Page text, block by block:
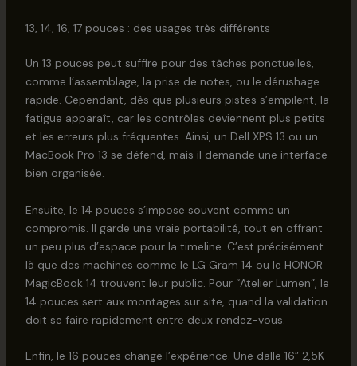
13, 14, 16, 17 pouces : des usages très différents
Un 13 pouces peut suffire pour des tâches ponctuelles,
comme l’assemblage, la prise de notes, ou le dérushage
rapide. Cependant, dès que plusieurs pistes s’empilent, la
fatigue apparaît, car les contrôles deviennent plus petits
et les erreurs plus fréquentes. Ainsi, un Dell XPS 13 ou un
MacBook Pro 13 se défend, mais il demande une interface
bien organisée.
Ensuite, le 14 pouces s’impose souvent comme un
compromis. Il garde une vraie portabilité, tout en offrant
un peu plus d’espace pour la timeline. C’est précisément
là que des machines comme le LG Gram 14 ou le HONOR
MagicBook 14 trouvent leur public. Pour “Atelier Lumen”, le
14 pouces sert aux montages sur site, quand la validation
doit se faire rapidement entre deux rendez-vous.
Enfin, le 16 pouces change l’expérience. Une dalle 16” 2,5K